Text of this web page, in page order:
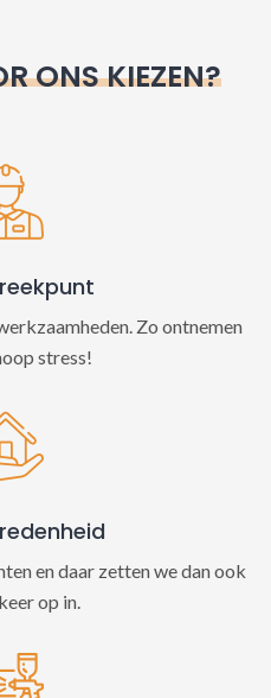
ONS KIEZEN?
Zo ontnemen
stress!
en daar zetten we dan ook
op in.